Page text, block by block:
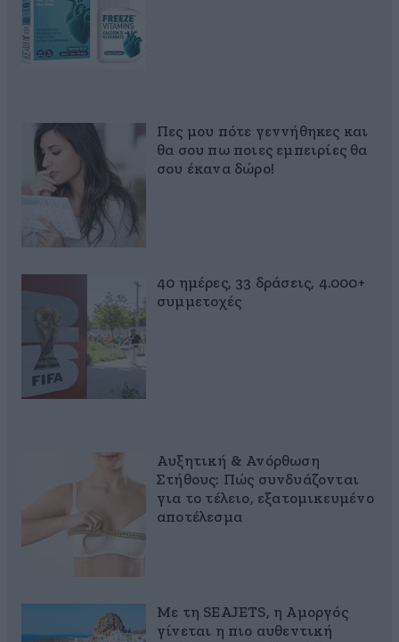
Πες μου πότε γεννήθηκες και
θα σου πω ποιες εμπειρίες θα
σου έκανα δώρο!
40 ημέρες, 33 δράσεις, 4.000+
συμμετοχές
Αυξητική & Ανόρθωση
Στήθους: Πώς συνδυάζονται
για το τέλειο, εξατομικευμένο
αποτέλεσμα
Με τη SEAJETS, η Αμοργός
γίνεται η πιο αυθεντική